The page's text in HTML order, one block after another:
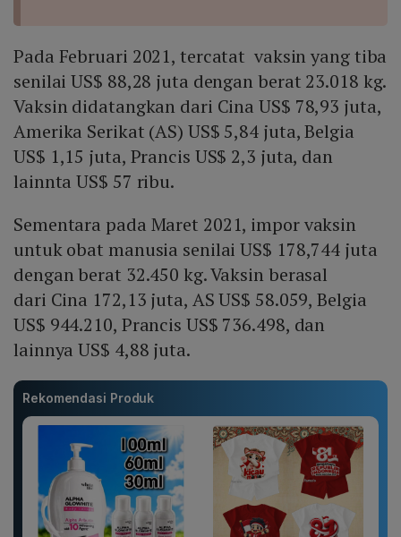
Pada Februari 2021, tercatat vaksin yang tiba
senilai US$ 88,28 juta dengan berat 23.018 kg.
Vaksin didatangkan dari Cina US$ 78,93 juta,
Amerika Serikat (AS) US$ 5,84 juta, Belgia
US$ 1,15 juta, Prancis US$ 2,3 juta, dan
lainnta US$ 57 ribu.
Sementara pada Maret 2021, impor vaksin
untuk obat manusia senilai US$ 178,744 juta
dengan berat 32.450 kg. Vaksin berasal
dari Cina 172,13 juta, AS US$ 58.059, Belgia
US$ 944.210, Prancis US$ 736.498, dan
lainnya US$ 4,88 juta.
Rekomendasi Produk